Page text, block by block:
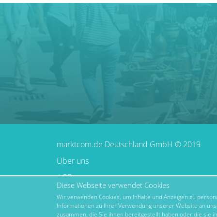
marktcom.de Deutschland GmbH © 2019
Über uns
AGB
Impressum
Datenschutz
Diese Webseite verwendet Cookies
Wir verwenden Cookies, um Inhalte und Anzeigen zu
Informationen zu Ihrer Verwendung unserer Website an
zusammen, die Sie ihnen bereitgestellt haben oder die sie